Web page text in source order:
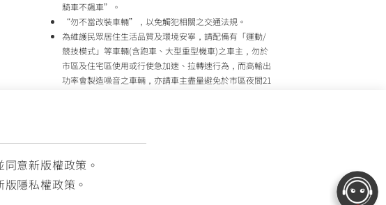
同意新版權政策。
隱私權政策。
騎車不飆車”。
“勿不當改裝車輛”，以免觸犯相關之交通法規。
為維護民眾居住生活品質及環境安寧，請配備有「運動/
競技模式」等車輛(含跑車、大型重型機車)之車主，勿於
市區及住宅區使用或行使急加速、拉轉速行為，而高輸出
功率會製造噪音之車輛，亦請車主盡量避免於市區夜間21